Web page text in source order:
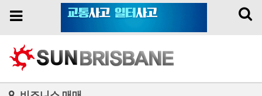
Toggle
Toggle